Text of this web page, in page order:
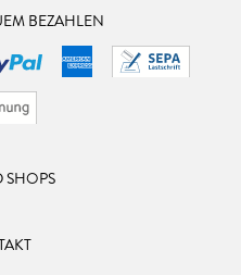
BEZAHLEN
SHOPS